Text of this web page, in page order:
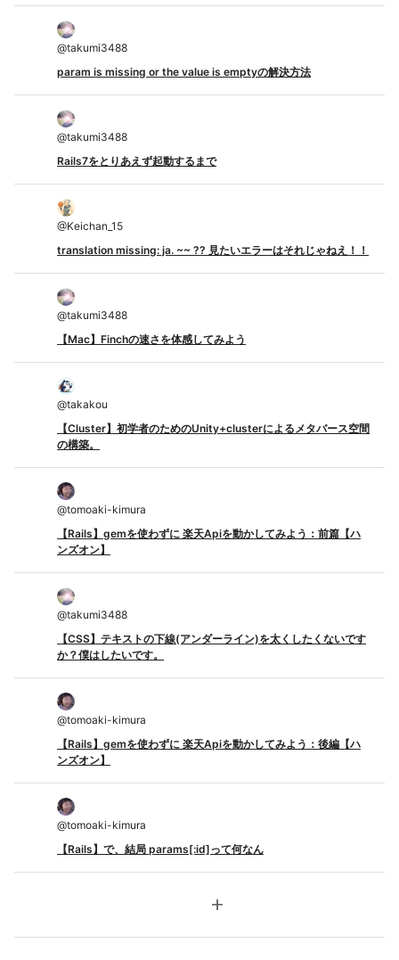
@takumi3488
param is missing or the value is emptyの解決方法
@takumi3488
Rails7をとりあえず起動するまで
@Keichan_15
translation missing: ja. ~~ ?? 見たいエラーはそれじゃねえ！！
@takumi3488
【Mac】Finchの速さを体感してみよう
@takakou
【Cluster】初学者のためのUnity+clusterによるメタバース空間
の構築。
@tomoaki-kimura
【Rails】gemを使わずに 楽天Apiを動かしてみよう：前篇【ハ
ンズオン】
@takumi3488
【CSS】テキストの下線(アンダーライン)を太くしたくないです
か？僕はしたいです。
@tomoaki-kimura
【Rails】gemを使わずに 楽天Apiを動かしてみよう：後編【ハ
ンズオン】
@tomoaki-kimura
【Rails】で、結局 params[:id]って何なん
add